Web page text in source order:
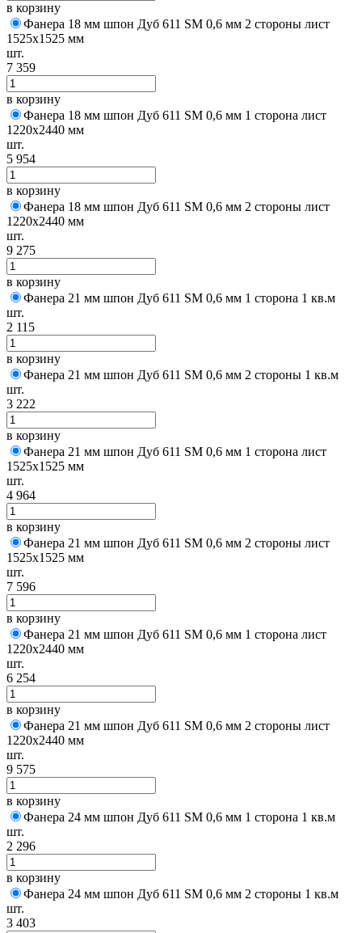
в корзину
Фанера 18 мм шпон Дуб 611 SM 0,6 мм 2 стороны лист
1525х1525 мм
шт.
7 359
в корзину
Фанера 18 мм шпон Дуб 611 SM 0,6 мм 1 сторона лист
1220х2440 мм
шт.
5 954
в корзину
Фанера 18 мм шпон Дуб 611 SM 0,6 мм 2 стороны лист
1220х2440 мм
шт.
9 275
в корзину
Фанера 21 мм шпон Дуб 611 SM 0,6 мм 1 сторона 1 кв.м
шт.
2 115
в корзину
Фанера 21 мм шпон Дуб 611 SM 0,6 мм 2 стороны 1 кв.м
шт.
3 222
в корзину
Фанера 21 мм шпон Дуб 611 SM 0,6 мм 1 сторона лист
1525х1525 мм
шт.
4 964
в корзину
Фанера 21 мм шпон Дуб 611 SM 0,6 мм 2 стороны лист
1525х1525 мм
шт.
7 596
в корзину
Фанера 21 мм шпон Дуб 611 SM 0,6 мм 1 сторона лист
1220х2440 мм
шт.
6 254
в корзину
Фанера 21 мм шпон Дуб 611 SM 0,6 мм 2 стороны лист
1220х2440 мм
шт.
9 575
в корзину
Фанера 24 мм шпон Дуб 611 SM 0,6 мм 1 сторона 1 кв.м
шт.
2 296
в корзину
Фанера 24 мм шпон Дуб 611 SM 0,6 мм 2 стороны 1 кв.м
шт.
3 403